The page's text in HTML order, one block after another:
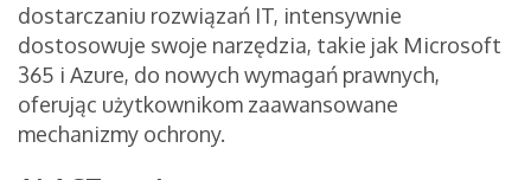
dostarczaniu rozwiązań IT, intensywnie
dostosowuje swoje narzędzia, takie jak Microsoft
365 i Azure, do nowych wymagań prawnych,
oferując użytkownikom zaawansowane
mechanizmy ochrony.